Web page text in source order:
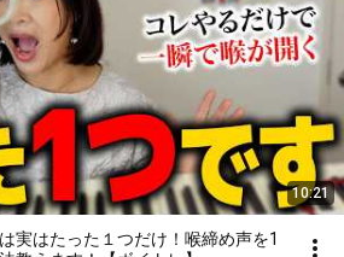
10:21
実はたった１つだけ！喉締め声を1